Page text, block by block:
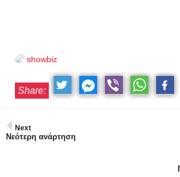
showbiz
Share:
Next
Νεότερη ανάρτηση